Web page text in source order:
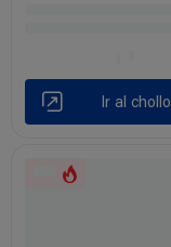
Ir al chollo